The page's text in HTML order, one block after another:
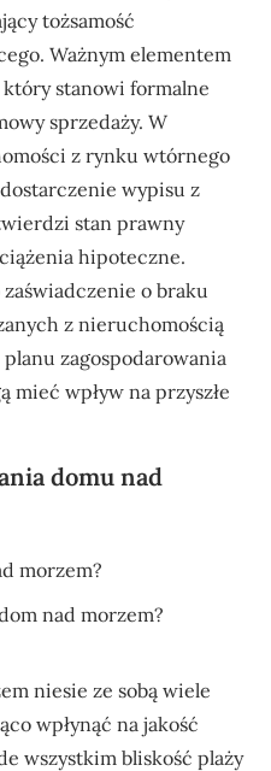
tożsamość
Ważnym elementem
stanowi formalne
sprzedaży. W
z rynku wtórnego
wypisu z
stan prawny
hipoteczne.
o braku
z nieruchomością
zagospodarowania
mieć wpływ na przyszłe
domu nad
nad morzem?
niesie ze sobą wiele
wpłynąć na jakość
wszystkim bliskość plaży